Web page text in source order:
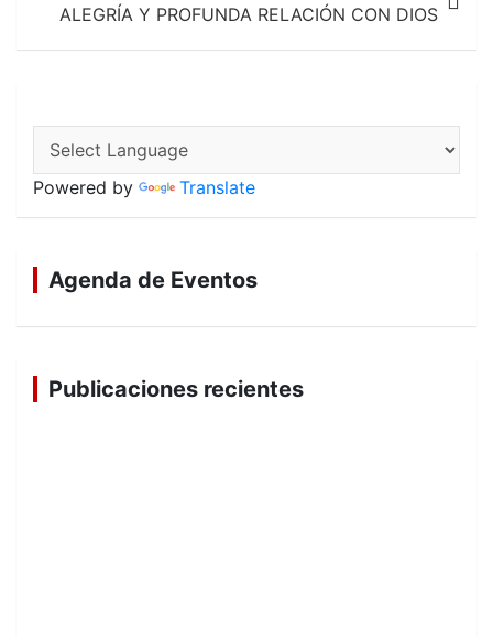
ALEGRÍA Y PROFUNDA RELACIÓN CON DIOS
Powered by Translate
Agenda de Eventos
Publicaciones recientes